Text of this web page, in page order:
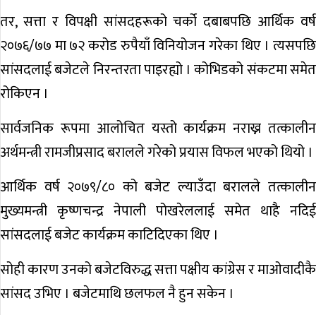
तर, सत्ता र विपक्षी सांसदहरूको चर्को दबाबपछि आर्थिक वर्ष
२०७६/७७ मा ७२ करोड रुपैयाँ विनियोजन गरेका थिए । त्यसपछि
सांसदलाई बजेटले निरन्तरता पाइरह्यो । कोभिडको संकटमा समेत
रोकिएन ।
सार्वजनिक रूपमा आलोचित यस्तो कार्यक्रम नराख्न तत्कालीन
अर्थमन्त्री रामजीप्रसाद बरालले गरेको प्रयास विफल भएको थियो ।
आर्थिक वर्ष २०७९/८० को बजेट ल्याउँदा बरालले तत्कालीन
मुख्यमन्त्री कृष्णचन्द्र नेपाली पोखरेललाई समेत थाहै नदिई
सांसदलाई बजेट कार्यक्रम काटिदिएका थिए ।
सोही कारण उनको बजेटविरुद्ध सत्ता पक्षीय कांग्रेस र माओवादीकै
सांसद उभिए । बजेटमाथि छलफल नै हुन सकेन ।